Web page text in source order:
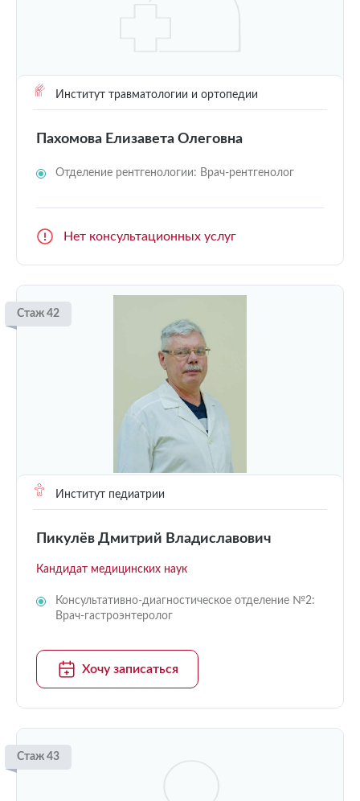
Институт травматологии и ортопедии
Пахомова Елизавета Олеговна
Отделение рентгенологии: Врач-рентгенолог
Нет консультационных услуг
Стаж 42
Институт педиатрии
Пикулёв Дмитрий Владиславович
Кандидат медицинских наук
Консультативно-диагностическое отделение №2:
Врач-гастроэнтеролог
Хочу записаться
Стаж 43